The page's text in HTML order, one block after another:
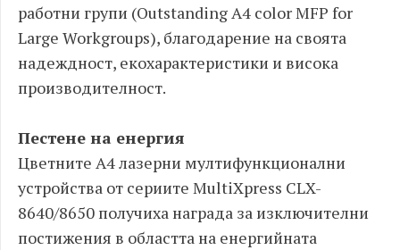
работни групи (Outstanding A4 color MFP for
Large Workgroups), благодарение на своята
надеждност, екохарактеристики и висока
производителност.
Пестене на енергия
Цветните А4 лазерни мултифункционални
устройства от сериите MultiXpress CLX-
8640/8650 получиха награда за изключителни
постижения в областта на енергийната